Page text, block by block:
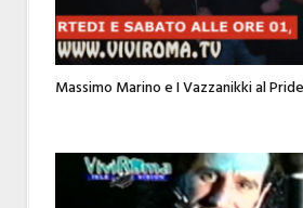
Massimo Marino e I Vazzanikki al